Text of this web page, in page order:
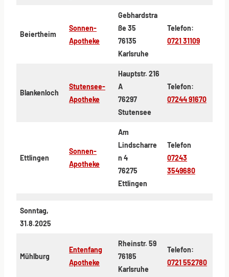
Beiertheim
Sonnen-
Apotheke
Gebhardstra
ße 35
76135
Karlsruhe
Telefon:
0721 31109
Blankenloch
Stutensee-
Apotheke
Hauptstr. 216
A
76297
Stutensee
Telefon:
07244 91670
Ettlingen
Sonnen-
Apotheke
Am
Lindscharre
n 4
76275
Ettlingen
Telefon
07243
3549680
Sonntag,
31.8.2025
Mühlburg
Entenfang
Apotheke
Rheinstr. 59
76185
Karlsruhe
Telefon:
0721 552780